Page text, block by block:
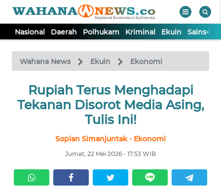
Nasional Daerah Polhukam Kriminal Ekuin Sains-
Wahana News Ekuin Ekonomi
Rupiah Terus Menghadapi
Tekanan Disorot Media Asing,
Tulis Ini!
Sopian Simanjuntak - Ekonomi
Jumat, 22 Mei 2026 - 17:53 WIB
TV
Tutup
NASIONAL
KRIMINAL